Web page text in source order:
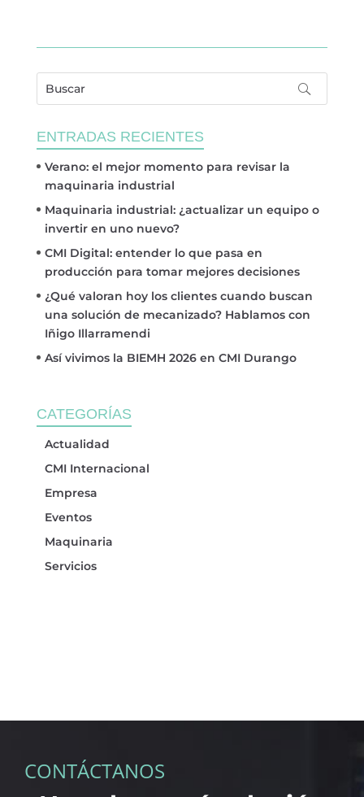
ENTRADAS RECIENTES
Verano: el mejor momento para revisar la
maquinaria industrial
Maquinaria industrial: ¿actualizar un equipo o
invertir en uno nuevo?
CMI Digital: entender lo que pasa en
producción para tomar mejores decisiones
¿Qué valoran hoy los clientes cuando buscan
una solución de mecanizado? Hablamos con
Iñigo Illarramendi
Así vivimos la BIEMH 2026 en CMI Durango
CATEGORÍAS
Actualidad
CMI Internacional
Empresa
Eventos
Maquinaria
Servicios
CONTÁCTANOS